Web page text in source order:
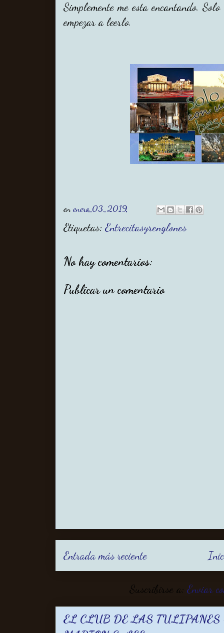
Simplemente me esta encantando.
empezar a leerlo.
enenero 03, 2019
Etiquetas: Entrecitasyrenglones
No hay comentarios:
Publicar un comentario
Entrada más reciente
Suscribirse a:Enviar
EL CLUB DE LAS